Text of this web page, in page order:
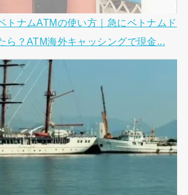
トナムATMの使い方｜急にベトナムド
ら？ATM海外キャッシングで現金...